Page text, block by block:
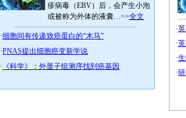
疹病毒（EBV）后，会产生小泡
或被称为外体的液囊…>>全文
·细胞间有传递致癌蛋白的“木马”
·PNAS提出细胞癌变新学说
· 《科学》：外显子组测序找到癌基因
·
·
·
·